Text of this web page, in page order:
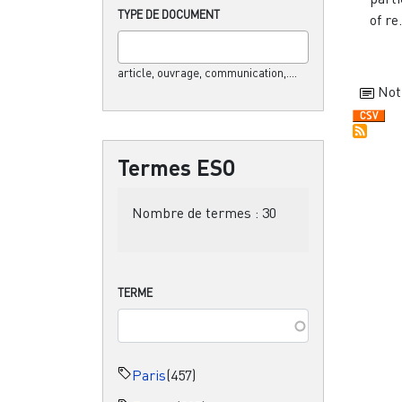
TYPE DE DOCUMENT
article, ouvrage, communication,....
Termes ESO
Nombre de termes : 30
TERME
Paris(457)
of re...